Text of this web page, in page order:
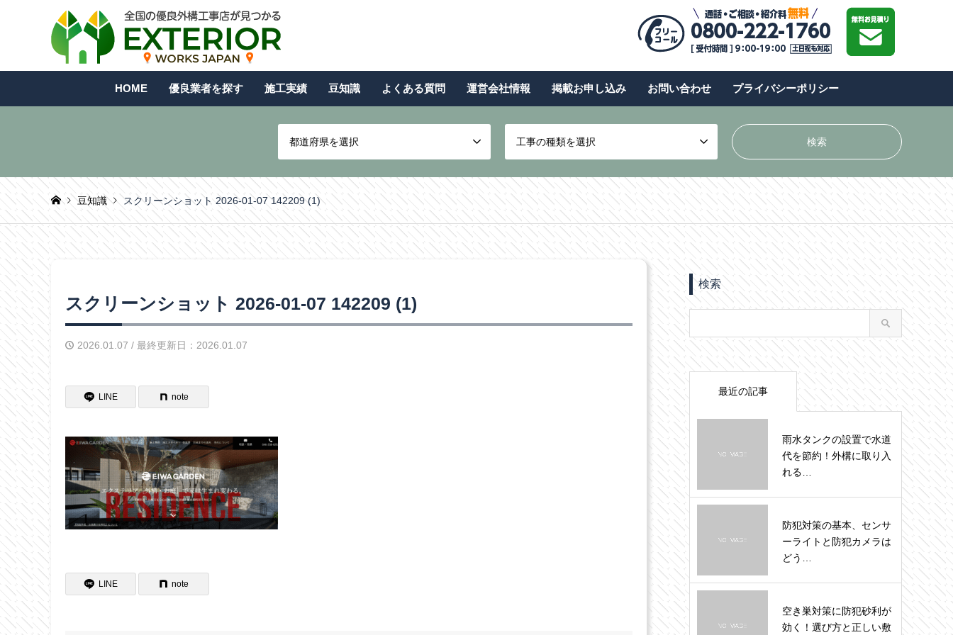
HOME 優良業者を探す 施工実績 豆知識 よくある質問 運営会社情報 掲載お申し込み お問い合わせ プライバシーポリシー
都道府県を選択 工事の種類を選択
豆知識 スクリーンショット 2026-01-07 142209 (1)
スクリーンショット 2026-01-07 142209 (1)
2026.01.07 / 最終更新日：2026.01.07
LINE note
LINE note
検索
最近の記事
雨水タンクの設置で水道
代を節約！外構に取り入
れる…
防犯対策の基本、センサ
ーライトと防犯カメラは
どう…
空き巣対策に防犯砂利が
効く！選び方と正しい敷